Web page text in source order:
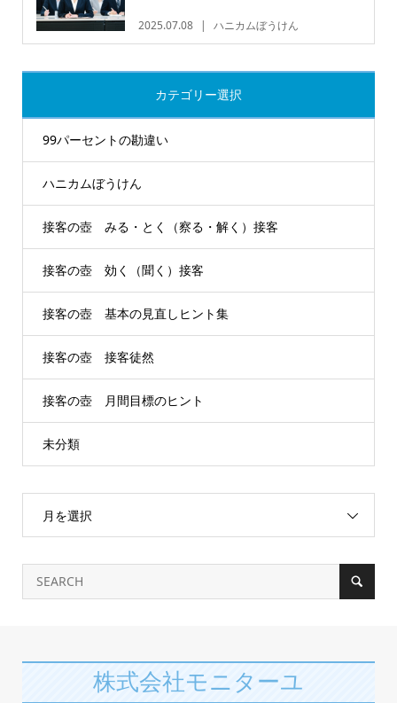
2025.07.08 ハニカムぼうけん
カテゴリー選択
99パーセントの勘違い
ハニカムぼうけん
接客の壺 みる・とく（察る・解く）接客
接客の壺 効く（聞く）接客
接客の壺 基本の見直しヒント集
接客の壺 接客徒然
接客の壺 月間目標のヒント
未分類
月を選択
株式会社モニターユ